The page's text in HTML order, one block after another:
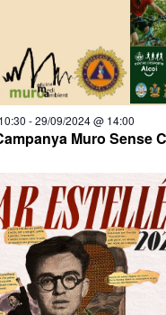
Muro Sense
-29/09/2024 @ 14:00